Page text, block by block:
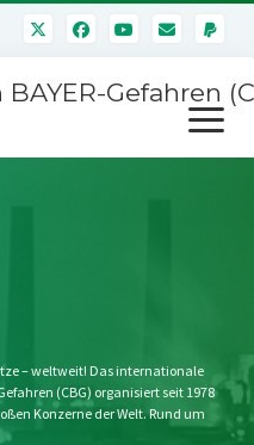
Gefahren
Menü
öffnen
– weltweit! Das internationale
(CBG) organisiert seit 1978
Konzerne der Welt. Rund um